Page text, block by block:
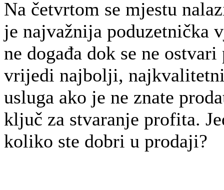
Na četvrtom se mjestu
je najvažnija poduzetnička
ne događa dok se ne
vrijedi najbolji,
usluga ako je ne znate
ključ za stvaranje profita.
koliko ste dobri u prodaji?